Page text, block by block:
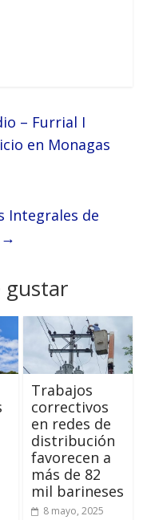
– Furrial I
en Monagas
Integrales de
→
gustar
Trabajos
correctivos
en redes de
distribución
favorecen a
más de 82
mil barineses
8 mayo, 2025